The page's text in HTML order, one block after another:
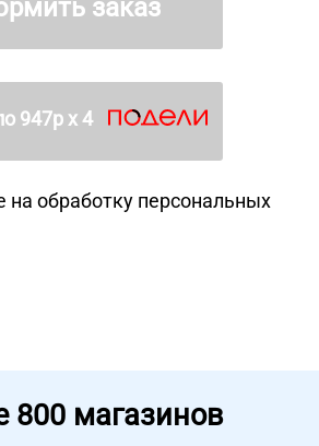
заказ
947р х 4
на обработку персональных
800 магазинов